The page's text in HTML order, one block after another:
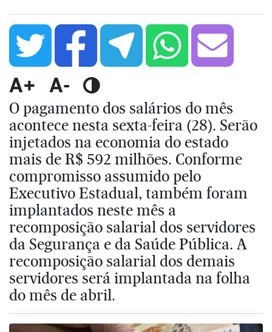
A+ A-
O pagamento dos salários do mês
acontece nesta sexta-feira (28). Serão
injetados na economia do estado
mais de R$ 592 milhões. Conforme
compromisso assumido pelo
Executivo Estadual, também foram
implantados neste mês a
recomposição salarial dos servidores
da Segurança e da Saúde Pública. A
recomposição salarial dos demais
servidores será implantada na folha
do mês de abril.